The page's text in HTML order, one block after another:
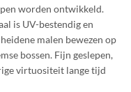
worden ontwikkeld.
is UV-bestendig en
malen bewezen op
bossen. Fijn geslepen,
virtuositeit lange tijd